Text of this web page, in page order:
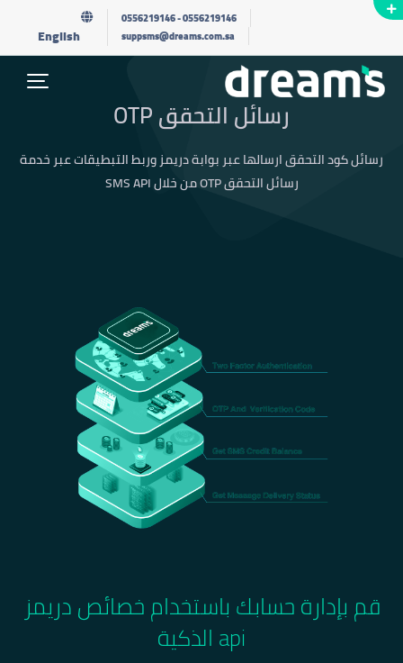
0556219146
-
0556219146
suppsms@dreams.com.sa
English
رسائل التحقق OTP
رسائل كود التحقق ارسالها عبر بوابة دريمز وربط التبطيقات عبر خدمة
رسائل التحقق OTP من خلال SMS API
قم بإدارة حسابك باستخدام خصائص دريمز
api الذكية